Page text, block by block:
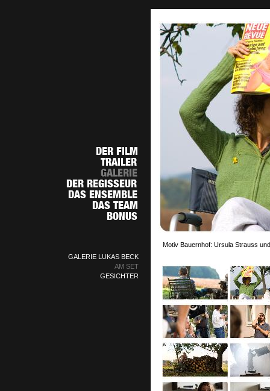
GALERIE LUKAS BECK
AM SET
GESICHTER
Motiv Bauernhof: Ursula Strauss